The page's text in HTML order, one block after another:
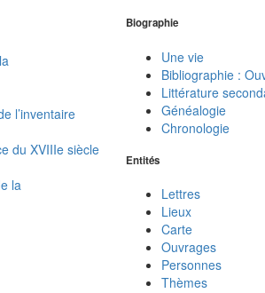
l’inventaire
du XVIIIe siècle
la
Biographie
Une vie
Bibliographie :
Littérature
Généalogie
Chronologie
Entités
Lettres
Lieux
Carte
Ouvrages
Personnes
Thèmes